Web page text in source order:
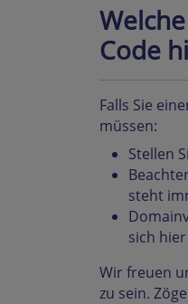
Code
Falls Sie
müssen:
Stellen
steht
sich
Wir freuen
zu sein.